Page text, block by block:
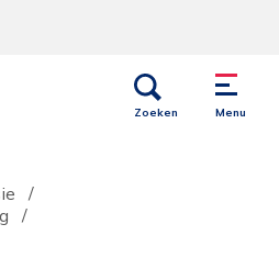
Open
Zoeken
Menu
links
Menu